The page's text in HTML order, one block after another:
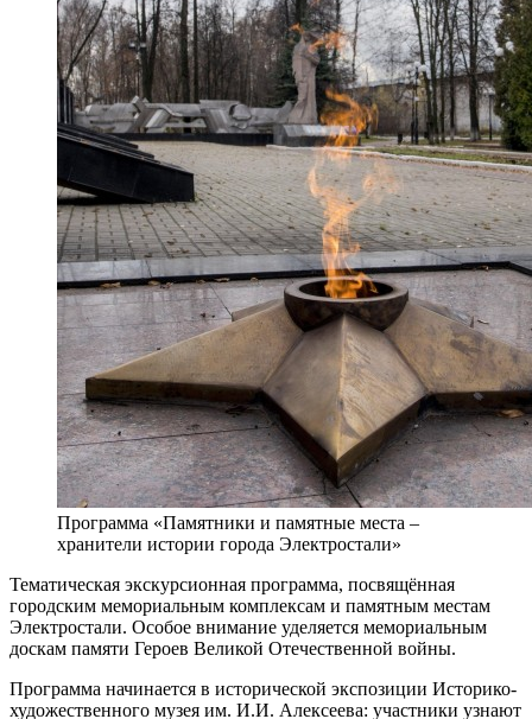
Программа «Памятники и памятные места –
хранители истории города Электростали»
Тематическая экскурсионная программа, посвящённая
городским мемориальным комплексам и памятным местам
Электростали. Особое внимание уделяется мемориальным
доскам памяти Героев Великой Отечественной войны.
Программа начинается в исторической экспозиции Историко-
художественного музея им. И.И. Алексеева: участники узнают